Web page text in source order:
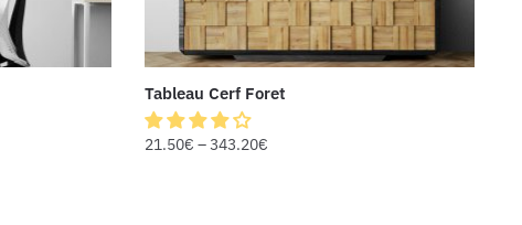
Tableau Cerf Foret
21.50€ –343.20€